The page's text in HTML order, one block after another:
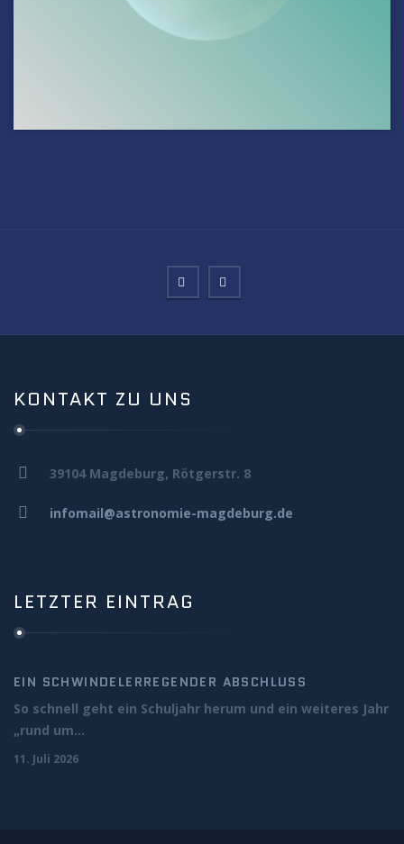
KONTAKT ZU UNS
39104 Magdeburg, Rötgerstr. 8
infomail@astronomie-magdeburg.de
LETZTER EINTRAG
EIN SCHWINDELERREGENDER ABSCHLUSS
So schnell geht ein Schuljahr herum und ein weiteres Jahr
„rund um...
11. Juli 2026